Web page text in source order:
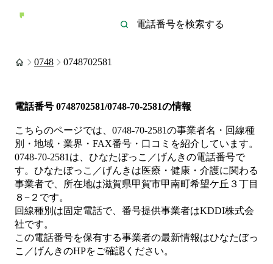
0748 0748702581
電話番号 0748702581/0748-70-2581の情報
こちらのページでは、 0748-70-2581の事業者名・回線種
別・地域・業界・FAX番号・口コミを紹介しています。
0748-70-2581 は、 ひなたぼっこ／げんきの電話番号で
す。 ひなたぼっこ／げんきは医療・健康・介護に関わる
事業者で、所在地は滋賀県甲賀市甲南町希望ケ丘３丁目
８−２ です。
回線種別は固定電話で、番号提供事業者はKDDI株式会
社です。
この電話番号を保有する事業者の最新情報はひなたぼっ
こ／げんきのHPをご確認ください。